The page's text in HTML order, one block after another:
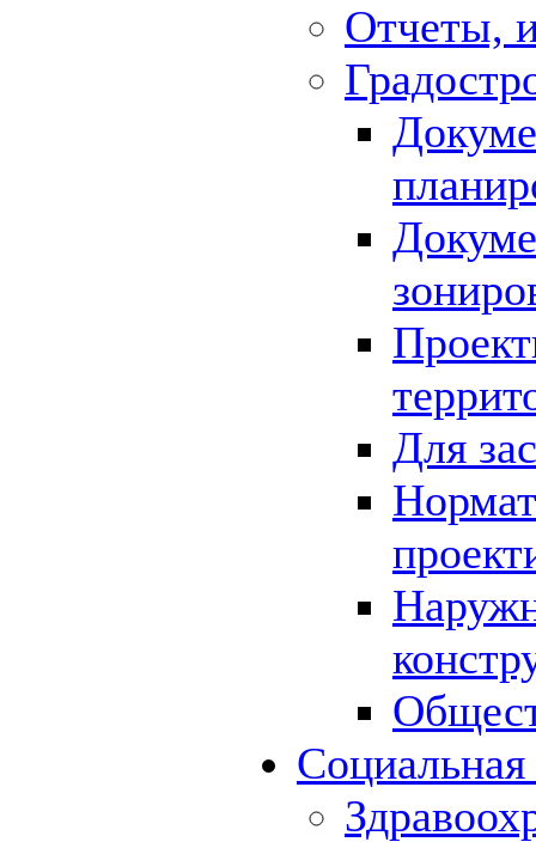
Отчеты,
Для